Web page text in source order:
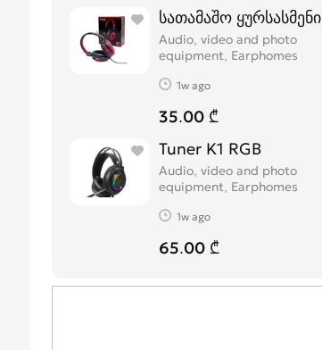
სათამაშო ყურსასმენი
Audio, video and photo
equipment, Earphomes
1w ago
35.00 ₾
Tuner K1 RGB
Audio, video and photo
equipment, Earphomes
1w ago
65.00 ₾